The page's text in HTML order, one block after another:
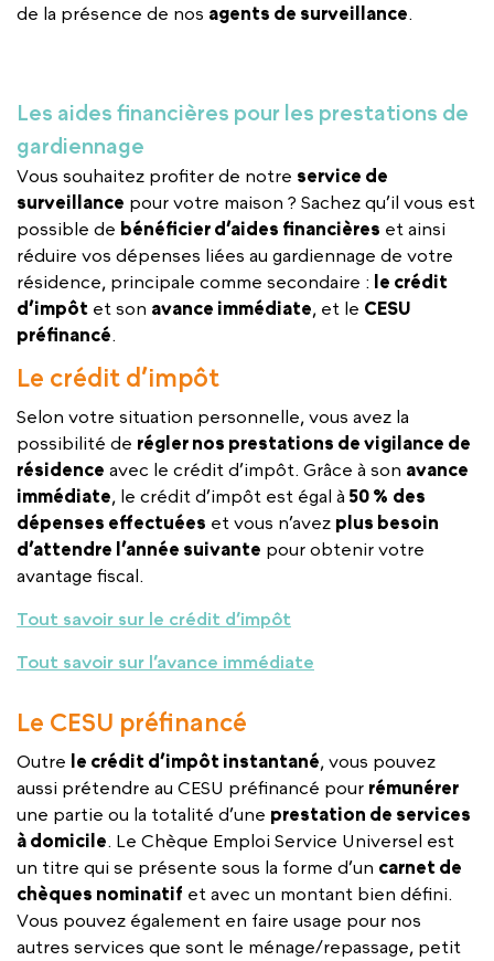
de la présence de nos agents de surveillance
Les aides financières pour les prestations de
gardiennage
Vous souhaitez profiter de notre service de
surveillance pour votre maison ? Sachez qu’il vous est
possible de bénéficier d’aides financières et ainsi
réduire vos dépenses liées au gardiennage de votre
résidence, principale comme secondaire :
le crédit
d’impôt et son avance immédiate , et le CESU
préfinancé
Le crédit d’impôt
Selon votre situation personnelle, vous avez la
possibilité de régler nos prestations de vigilance de
résidence avec le crédit d’impôt. Grâce à son avance
immédiate , le crédit d’impôt est égal à 50 % des
dépenses effectuées et vous n’avez plus besoin
d’attendre l’année suivante pour obtenir votre
avantage fiscal.
Tout savoir sur le crédit d’impôt
Tout savoir sur l’avance immédiate
Le CESU préfinancé
Outre le crédit d’impôt instantané , vous pouvez
aussi prétendre au CESU préfinancé pour rémunérer
une partie ou la totalité d’une prestation de services
à domicile . Le Chèque Emploi Service Universel est
un titre qui se présente sous la forme d’un carnet de
chèques nominatif et avec un montant bien défini.
Vous pouvez également en faire usage pour nos
autres services que sont le ménage/repassage, petit